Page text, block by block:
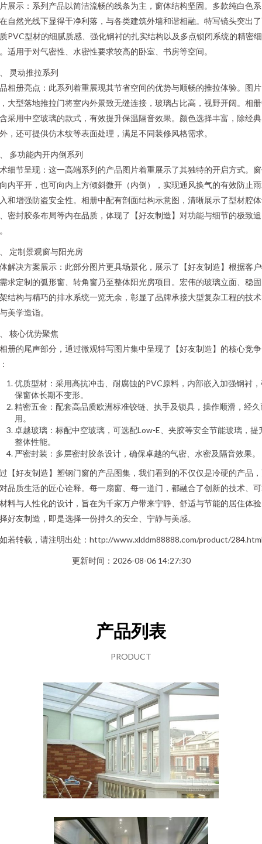
展示：系列产品以简洁流畅的线条为主，窗体结构坚固。多款纯白色
自然光线下显得干净利落，与各类建筑外墙和谐相融。特写镜头突出
PVC型材的细腻质感、强化钢衬的扎实结构以及多点锁闭系统的精密细
适用于对气密性、水密性要求较高的卧室、书房等空间。
灵动推拉系列
相册亮点：此系列着重展现其节省空间的优势与顺畅的推拉体验。图片
大型落地推拉门将室内外景致无缝连接，玻璃占比高，视野开阔。相
采用中空玻璃的款式，有效提升保温隔音效果。颜色选择丰富，除经
，还可提供仿木纹等表面处理，满足不同装修风格需求。
多功能内开内倒系列
细节呈现：这一高端系列的产品图片着重展示了其独特的开启方式。
内平开，也可向内上方倾斜微开（内倒），实现通风换气的有效防止
和增强防盗安全性。相册中配有剖面结构示意图，清晰展示了型材腔
密封胶条布局等内在品质，体现了【好友制造】对功能与细节的极致追
定制景观窗与阳光房
解决方案展示：此部分图片更具场景化，展示了【好友制造】根据客
求定制的弧形窗、转角窗乃至整体阳光房项目。宏伟的玻璃立面、稳
结构与精巧的排水系统一览无余，彰显了品牌承接大型复杂工程的技
美学造诣。
核心优势聚焦
册的尾声部分，通过微观特写图片集中呈现了【好友制造】的核心竞争
优质型材：采用高抗冲击、耐腐蚀的PVC原料，内部嵌入加强钢衬
保窗体长期不变形。
精密五金：配套高品质欧洲标准铰链、执手及锁具，操作顺滑，经久
用。
卓越玻璃：标配中空玻璃，可选配Low-E、夹胶等安全节能玻璃，提
整体性能。
严密封装：多层密封胶条设计，确保卓越的气密、水密及隔音效果。
【好友制造】塑钢门窗的产品图集，我们看到的不仅仅是冷硬的产品
品质生活的匠心诠释。每一扇窗、每一道门，都融合了创新的技术、
料与人性化的设计，旨在为千家万户带来宁静、舒适与节能的居住体
好友制造，即是选择一份持久的安全、宁静与美感。
若转载，请注明出处：http://www.xlddm88888.com/product/
更新时间：2026-08-06 14:27:30
产品列表
PRODUCT